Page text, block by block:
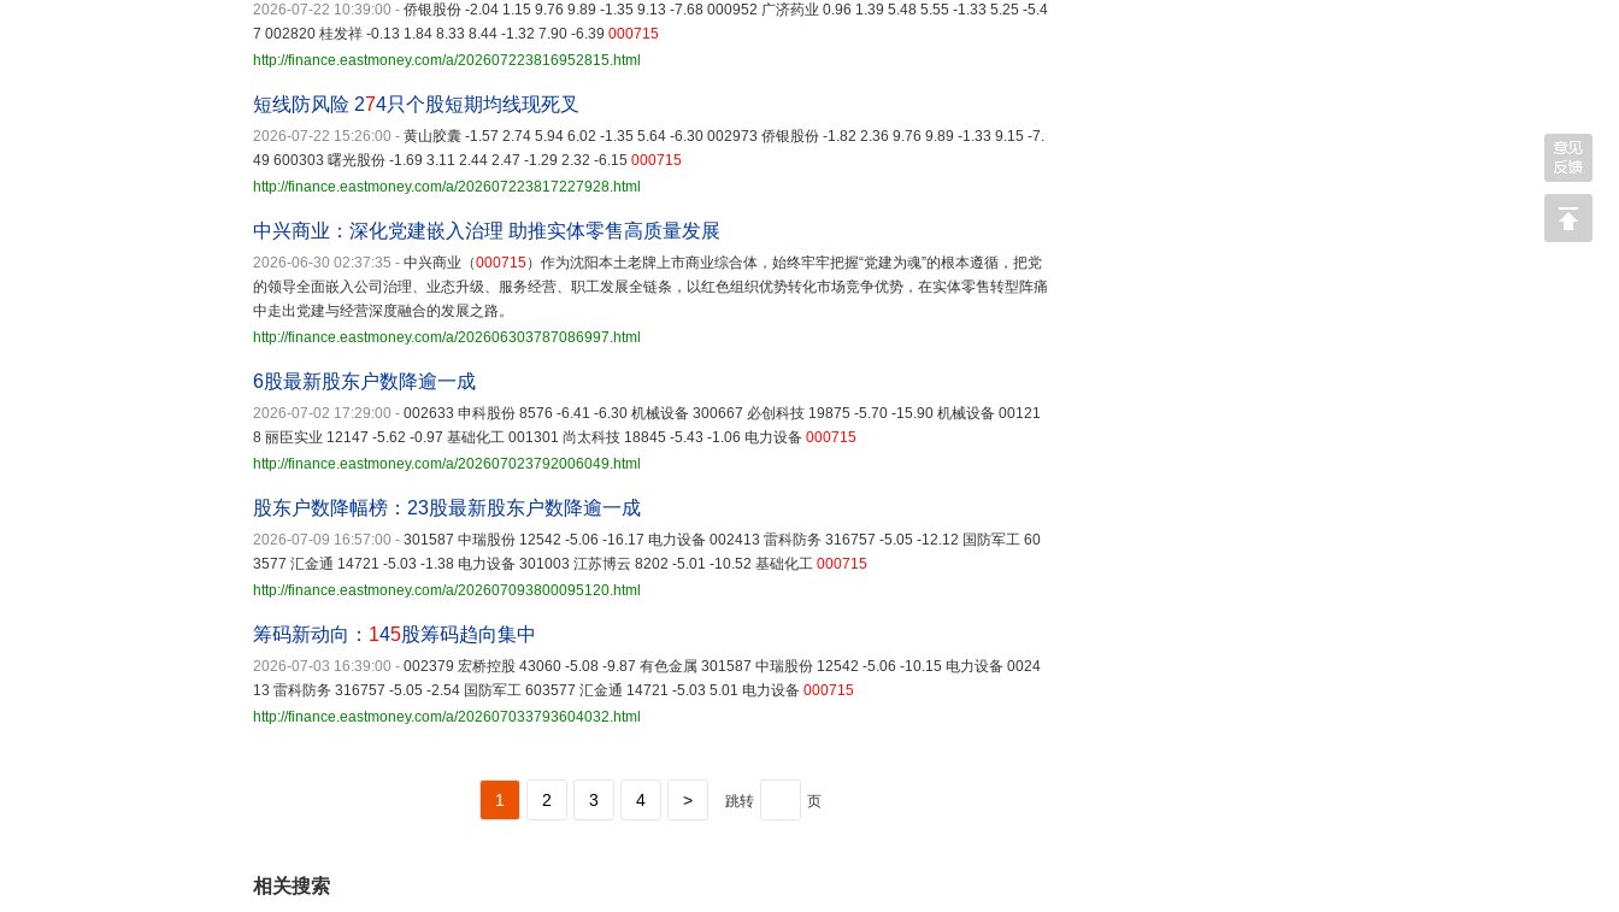
2026-07-22 10:39:00 - 侨银股份 -2.04 1.15 9.76 9.89 -1.35 9.13 -7.68 000952 广济药业 0.96 1.39 5.48 5.55 -1.33 5.25 -5.4
7 002820 桂发祥 -0.13 1.84 8.33 8.44 -1.32 7.90 -6.39 000715
http://finance.eastmoney.com/a/202607223816952815.html
短线防风险 274只个股短期均线现死叉
2026-07-22 15:26:00 - 黄山胶囊 -1.57 2.74 5.94 6.02 -1.35 5.64 -6.30 002973 侨银股份 -1.82 2.36 9.76 9.89 -1.33 9.15 -7.
49 600303 曙光股份 -1.69 3.11 2.44 2.47 -1.29 2.32 -6.15 000715
http://finance.eastmoney.com/a/202607223817227928.html
中兴商业：深化党建嵌入治理 助推实体零售高质量发展
2026-06-30 02:37:35 - 中兴商业（000715）作为沈阳本土老牌上市商业综合体，始终牢牢把握“党建为魂”的根本遵循，把党
的领导全面嵌入公司治理、业态升级、服务经营、职工发展全链条，以红色组织优势转化市场竞争优势，在实体零售转型阵痛
中走出党建与经营深度融合的发展之路。
http://finance.eastmoney.com/a/202606303787086997.html
6股最新股东户数降逾一成
2026-07-02 17:29:00 - 002633 申科股份 8576 -6.41 -6.30 机械设备 300667 必创科技 19875 -5.70 -15.90 机械设备 00121
8 丽臣实业 12147 -5.62 -0.97 基础化工 001301 尚太科技 18845 -5.43 -1.06 电力设备 000715
http://finance.eastmoney.com/a/202607023792006049.html
股东户数降幅榜：23股最新股东户数降逾一成
2026-07-09 16:57:00 - 301587 中瑞股份 12542 -5.06 -16.17 电力设备 002413 雷科防务 316757 -5.05 -12.12 国防军工 60
3577 汇金通 14721 -5.03 -1.38 电力设备 301003 江苏博云 8202 -5.01 -10.52 基础化工 000715
http://finance.eastmoney.com/a/202607093800095120.html
筹码新动向： 145股筹码趋向集中
2026-07-03 16:39:00 - 002379 宏桥控股 43060 -5.08 -9.87 有色金属 301587 中瑞股份 12542 -5.06 -10.15 电力设备 0024
13 雷科防务 316757 -5.05 -2.54 国防军工 603577 汇金通 14721 -5.03 5.01 电力设备 000715
http://finance.eastmoney.com/a/202607033793604032.html
1 2 3 4 > 跳转 页
相关搜索